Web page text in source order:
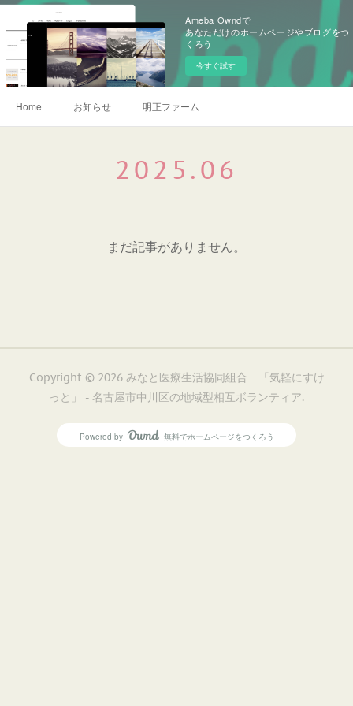
Ameba Owndで
あなただけのホームページやブログをつ
くろう
今すぐ試す
Home お知らせ 明正ファーム
2025.06
まだ記事がありません。
Copyright © 2026 みなと医療生活協同組合 「気軽にすけ
っと」 - 名古屋市中川区の地域型相互ボランティア.
Powered by AmebaOwnd
無料でホームページをつくろう